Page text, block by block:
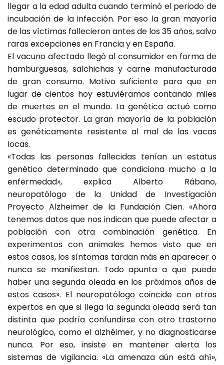
llegar a la edad adulta cuando terminó el periodo de
incubación de la infección. Por eso la gran mayoría
de las víctimas fallecieron antes de los 35 años, salvo
raras excepciones en Francia y en España.
El vacuno afectado llegó al consumidor en forma de
hamburguesas, salchichas y carne manufacturada
de gran consumo. Motivo suficiente para que en
lugar de cientos hoy estuviéramos contando miles
de muertes en el mundo. La genética actuó como
escudo protector. La gran mayoría de la población
es genéticamente resistente al mal de las vacas
locas.
«Todas las personas fallecidas tenían un estatus
genético determinado que condiciona mucho a la
enfermedad», explica Alberto Rábano,
neuropatólogo de la Unidad de Investigación
Proyecto Alzheimer de la Fundación Cien. «Ahora
tenemos datos que nos indican que puede afectar a
población con otra combinación genética. En
experimentos con animales hemos visto que en
estos casos, los síntomas tardan más en aparecer o
nunca se manifiestan. Todo apunta a que puede
haber una segunda oleada en los próximos años de
estos casos». El neuropatólogo coincide con otros
expertos en que si llega la segunda oleada será tan
distinta que podría confundirse con otro trastorno
neurológico, como el alzhéimer, y no diagnosticarse
nunca. Por eso, insiste en mantener alerta los
sistemas de vigilancia. «La amenaza aún está ahí»,